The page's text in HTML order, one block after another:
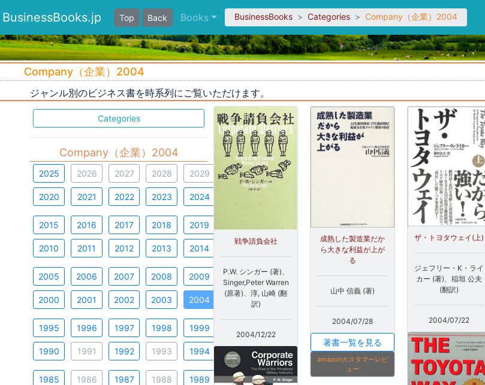
BusinessBooks.jp Top Back Books BusinessBooks Categories Company（企業）2004
Company（企業）2004
ジャンル別のビジネス書を時系列にご覧いただけます。
Categories
Company（企業）2004
2025 2026 2027 2028 2029
2020 2021 2022 2023 2024
2015 2016 2017 2018 2019
2010 2011 2012 2013 2014
2005 2006 2007 2008 2009
2000 2001 2002 2003 2004
1995 1996 1997 1998 1999
1990 1991 1992 1993 1994
1985 1986 1987 1988 1989
戦争請負会社
P.W. シンガー (著)、
Singer,Peter Warren
(原著)、淳, 山崎 (翻
訳)
2004/12/22
成熟した製造業だか
ら大きな利益が上が
る
山中 信義 (著)
2004/07/28
著書一覧を見る
amazonカスタマーレビ
ュー
ザ・トヨタウェイ(上)
ジェフリー・K・ライ
カー (著)、稲垣 公夫
(翻訳)
2004/07/22